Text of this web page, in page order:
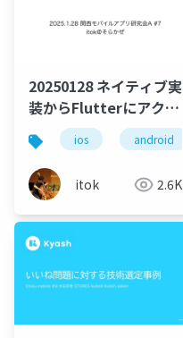
20250128 ネイティブ実
装からFlutterにアクセ
スするios android
itok 2.6K